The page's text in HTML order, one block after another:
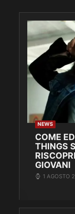
NEWS
COME
THINGS
GIOVANI
1 AGOSTO